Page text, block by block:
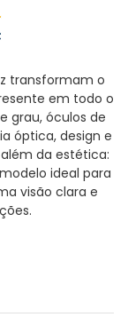
transformam o
em todo o
grau, óculos de
óptica, design e
da estética:
ideal para
visão clara e